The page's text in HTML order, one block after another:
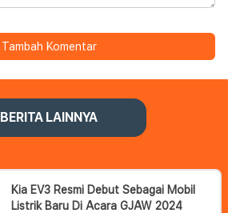
Tambah Komentar
BERITA LAINNYA
Kia EV3 Resmi Debut Sebagai Mobil
Listrik Baru Di Acara GJAW 2024